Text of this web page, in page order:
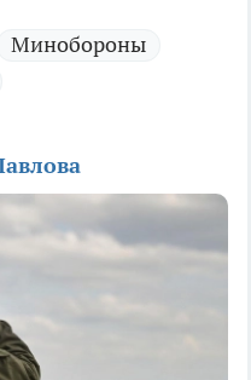
Минобороны